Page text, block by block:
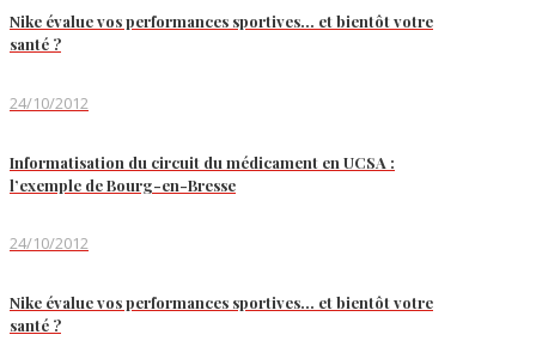
Nike évalue vos performances sportives… et bientôt votre
santé ?
24/10/2012
Informatisation du circuit du médicament en UCSA :
l’exemple de Bourg-en-Bresse
24/10/2012
Nike évalue vos performances sportives… et bientôt votre
santé ?